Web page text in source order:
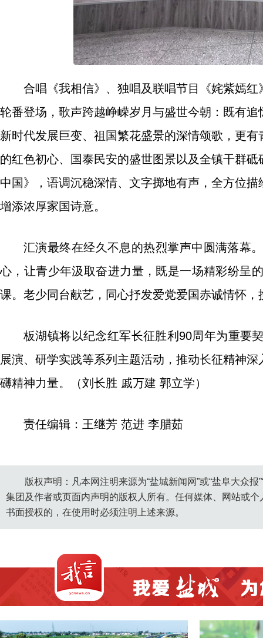
合唱《我相信》、独唱及联唱节目《姹紫嫣
轮番登场，歌声跨越峥嵘岁月与盛世今朝：既有
新时代发展巨变、祖国繁花盛景的深情颂歌，更
的红色初心、国泰民安的盛世图景以及全镇干群
中国》，语调沉稳深情、文字掷地有声，全方位
增添浓厚家国诗意。
汇演最终在经久不息的热烈掌声中圆满落幕
心，让青少年汲取奋进力量，既是一场精彩纷呈
课。老少同台献艺，同心抒发爱党爱国赤诚情怀
板湖镇将以纪念红军长征胜利90周年为重要
展演、研学实践等系列主题活动，推动长征精神
礴精神力量。（刘长胜 戚万建 郭立学）
责任编辑：王继芳 范进 李腊茹
版权声明：凡本网注明来源为“盐城新闻网”或“盐阜大众
集团及作者或页面内声明的版权人所有。任何媒体、网站或
书面授权的，在使用时必须注明上述来源。